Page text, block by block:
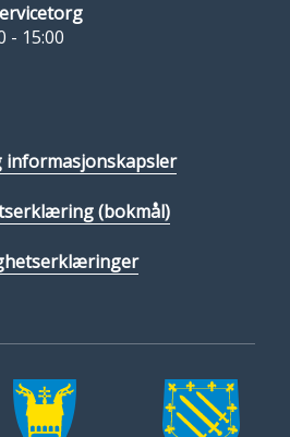
- 15:00
informasjonskapsler
(bokmål)